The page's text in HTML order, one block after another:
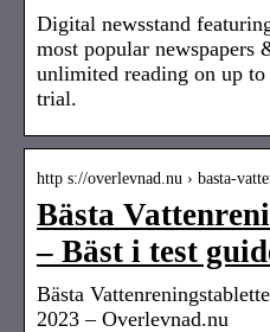
Digital newsstand
most popular newspapers
unlimited reading on up
trial.
http s://overlevnad.nu › basta-
Bästa
– Bäst i test
Bästa
2023 – Overlevnad.nu